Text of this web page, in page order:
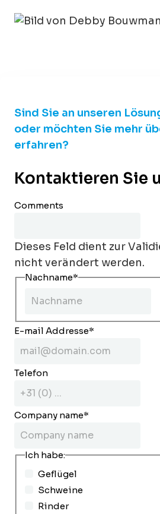
Sind Sie an unseren
oder möchten Sie mehr
erfahren?
Kontaktieren Sie
Comments
Dieses Feld dient zur
nicht verändert werden.
Nachname*
E-mail Addresse*
Telefon
Company name*
Ich habe:
Geflügel
Schweine
Rinder